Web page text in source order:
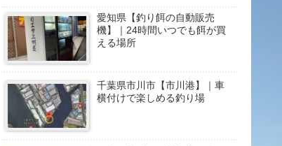
愛知県【釣り餌の自動販売
機】｜24時間いつでも餌が買
える場所
千葉県市川市【市川港】｜車
横付けで楽しめる釣り場